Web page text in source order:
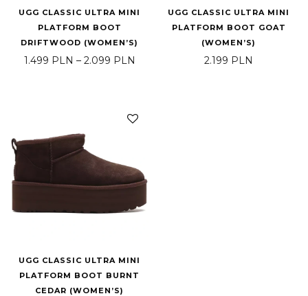
UGG CLASSIC ULTRA MINI
PLATFORM BOOT
DRIFTWOOD (WOMEN’S)
1.499 PLN – 2.099 PLN Price range: 1.499 PLN through
UGG CLASSIC ULTRA MINI
PLATFORM BOOT GOAT
(WOMEN’S)
2.199 PLN
UGG CLASSIC ULTRA MINI
PLATFORM BOOT BURNT
CEDAR (WOMEN’S)